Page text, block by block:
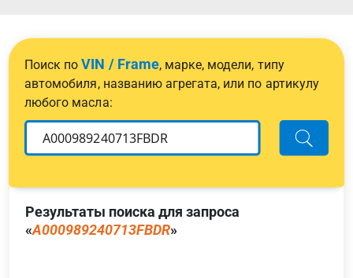
Поиск поVIN / Frame, марке, модели, типу
автомобиля, названию агрегата, или по артикулу
любого масла:
Результаты поиска для запроса
«A000989240713FBDR»